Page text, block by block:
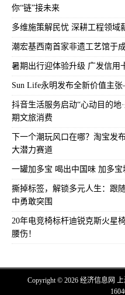
你“链”接未来
多维施策解民忧 深耕工程领域
潮宏基西南首家非遗工艺馆于
暑期出行迎体验升级 广发信用
Sun Life永明发布全新价值主
抖音生活服务启动“心动目的地
期文旅消费
下一个潮玩风口在哪？淘宝发
大潜力赛道
一罐加多宝 喝出中国味 加多宝
撕掉标签，解锁多元人生：跟
中勇敢突围
20年电竞椅标杆迪锐克斯火星
腰伤！
Copyright © 2026 经济信息网